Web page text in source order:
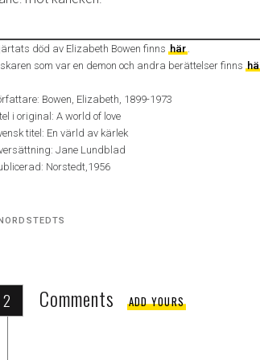
död av Elizabeth Bowen finns här
som var en demon och andra berättelser finns
Bowen, Elizabeth, 1899-1973
i original: A world of love
titel: En värld av kärlek
Jane Lundblad
Norstedt,1956
2 Comments ADD YOURS